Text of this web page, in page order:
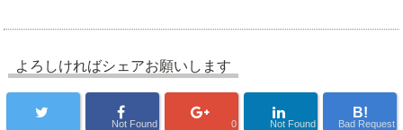
よろしければシェアお願いします
Not Found 0 Not Found
B!
Bad Request